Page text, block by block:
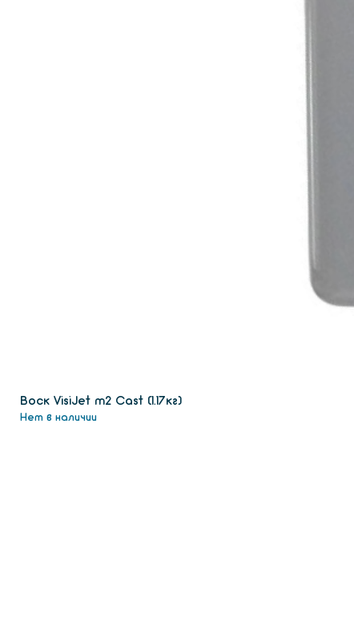
Воск VisiJet m2 Сast (1.17кг)
Нет в наличии